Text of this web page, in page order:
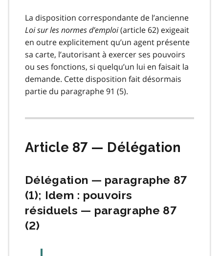
La disposition correspondante de l’ancienne
Loi sur les normes d’emploi(article 62) exigeait
en outre explicitement qu’un agent présente
sa carte, l’autorisant à exercer ses pouvoirs
ou ses fonctions, si quelqu’un lui en faisait la
demande. Cette disposition fait désormais
partie du paragraphe 91 (5).
Article 87 — Délégation
Délégation — paragraphe 87
(1); Idem : pouvoirs
résiduels — paragraphe 87
(2)